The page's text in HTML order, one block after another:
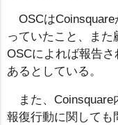
OSCは
っていたこと、また
OSCによれば報告
あるとしている。
また、
報復行動に関しても